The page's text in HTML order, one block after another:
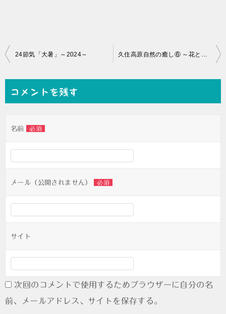
投
ー
シ
ョ
ン
24節気「大暑」～2024～
コメントを残す
名前 必須
メール（公開されません） 必須
サイト
次回のコメントで使用するためブラウザーに自分の名
前、メールアドレス、サイトを保存する。